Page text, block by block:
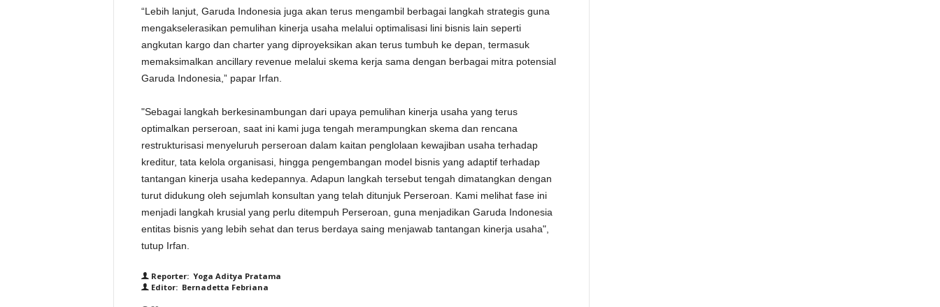
“Lebih lanjut, Garuda Indonesia juga akan terus mengambil berbagai langkah strategis guna
mengakselerasikan pemulihan kinerja usaha melalui optimalisasi lini bisnis lain seperti
angkutan kargo dan charter yang diproyeksikan akan terus tumbuh ke depan, termasuk
memaksimalkan ancillary revenue melalui skema kerja sama dengan berbagai mitra potensial
Garuda Indonesia,” papar Irfan.
"Sebagai langkah berkesinambungan dari upaya pemulihan kinerja usaha yang terus
optimalkan perseroan, saat ini kami juga tengah merampungkan skema dan rencana
restrukturisasi menyeluruh perseroan dalam kaitan penglolaan kewajiban usaha terhadap
kreditur, tata kelola organisasi, hingga pengembangan model bisnis yang adaptif terhadap
tantangan kinerja usaha kedepannya. Adapun langkah tersebut tengah dimatangkan dengan
turut didukung oleh sejumlah konsultan yang telah ditunjuk Perseroan. Kami melihat fase ini
menjadi langkah krusial yang perlu ditempuh Perseroan, guna menjadikan Garuda Indonesia
entitas bisnis yang lebih sehat dan terus berdaya saing menjawab tantangan kinerja usaha",
tutup Irfan.
Reporter: Yoga Aditya Pratama
Editor: Bernadetta Febriana